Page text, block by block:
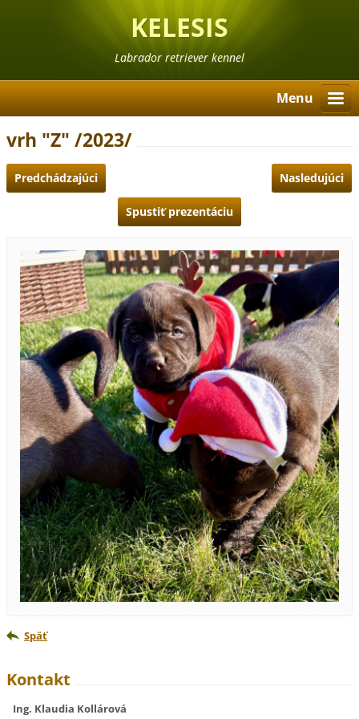
KELESIS
Labrador retriever kennel
Menu
vrh "Z" /2023/
Predchádzajúci Nasledujúci
Spustiť prezentáciu
Späť
Kontakt
Ing. Klaudia Kollárová